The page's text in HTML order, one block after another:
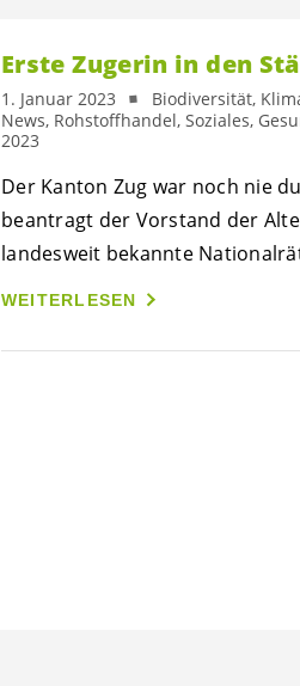
Erste Zugerin in den
1. Januar 2023
Biodiversität,
News, Rohstoffhandel, Soziales,
2023
Der Kanton Zug war noch nie
beantragt der Vorstand der
landesweit bekannte
WEITERLESEN